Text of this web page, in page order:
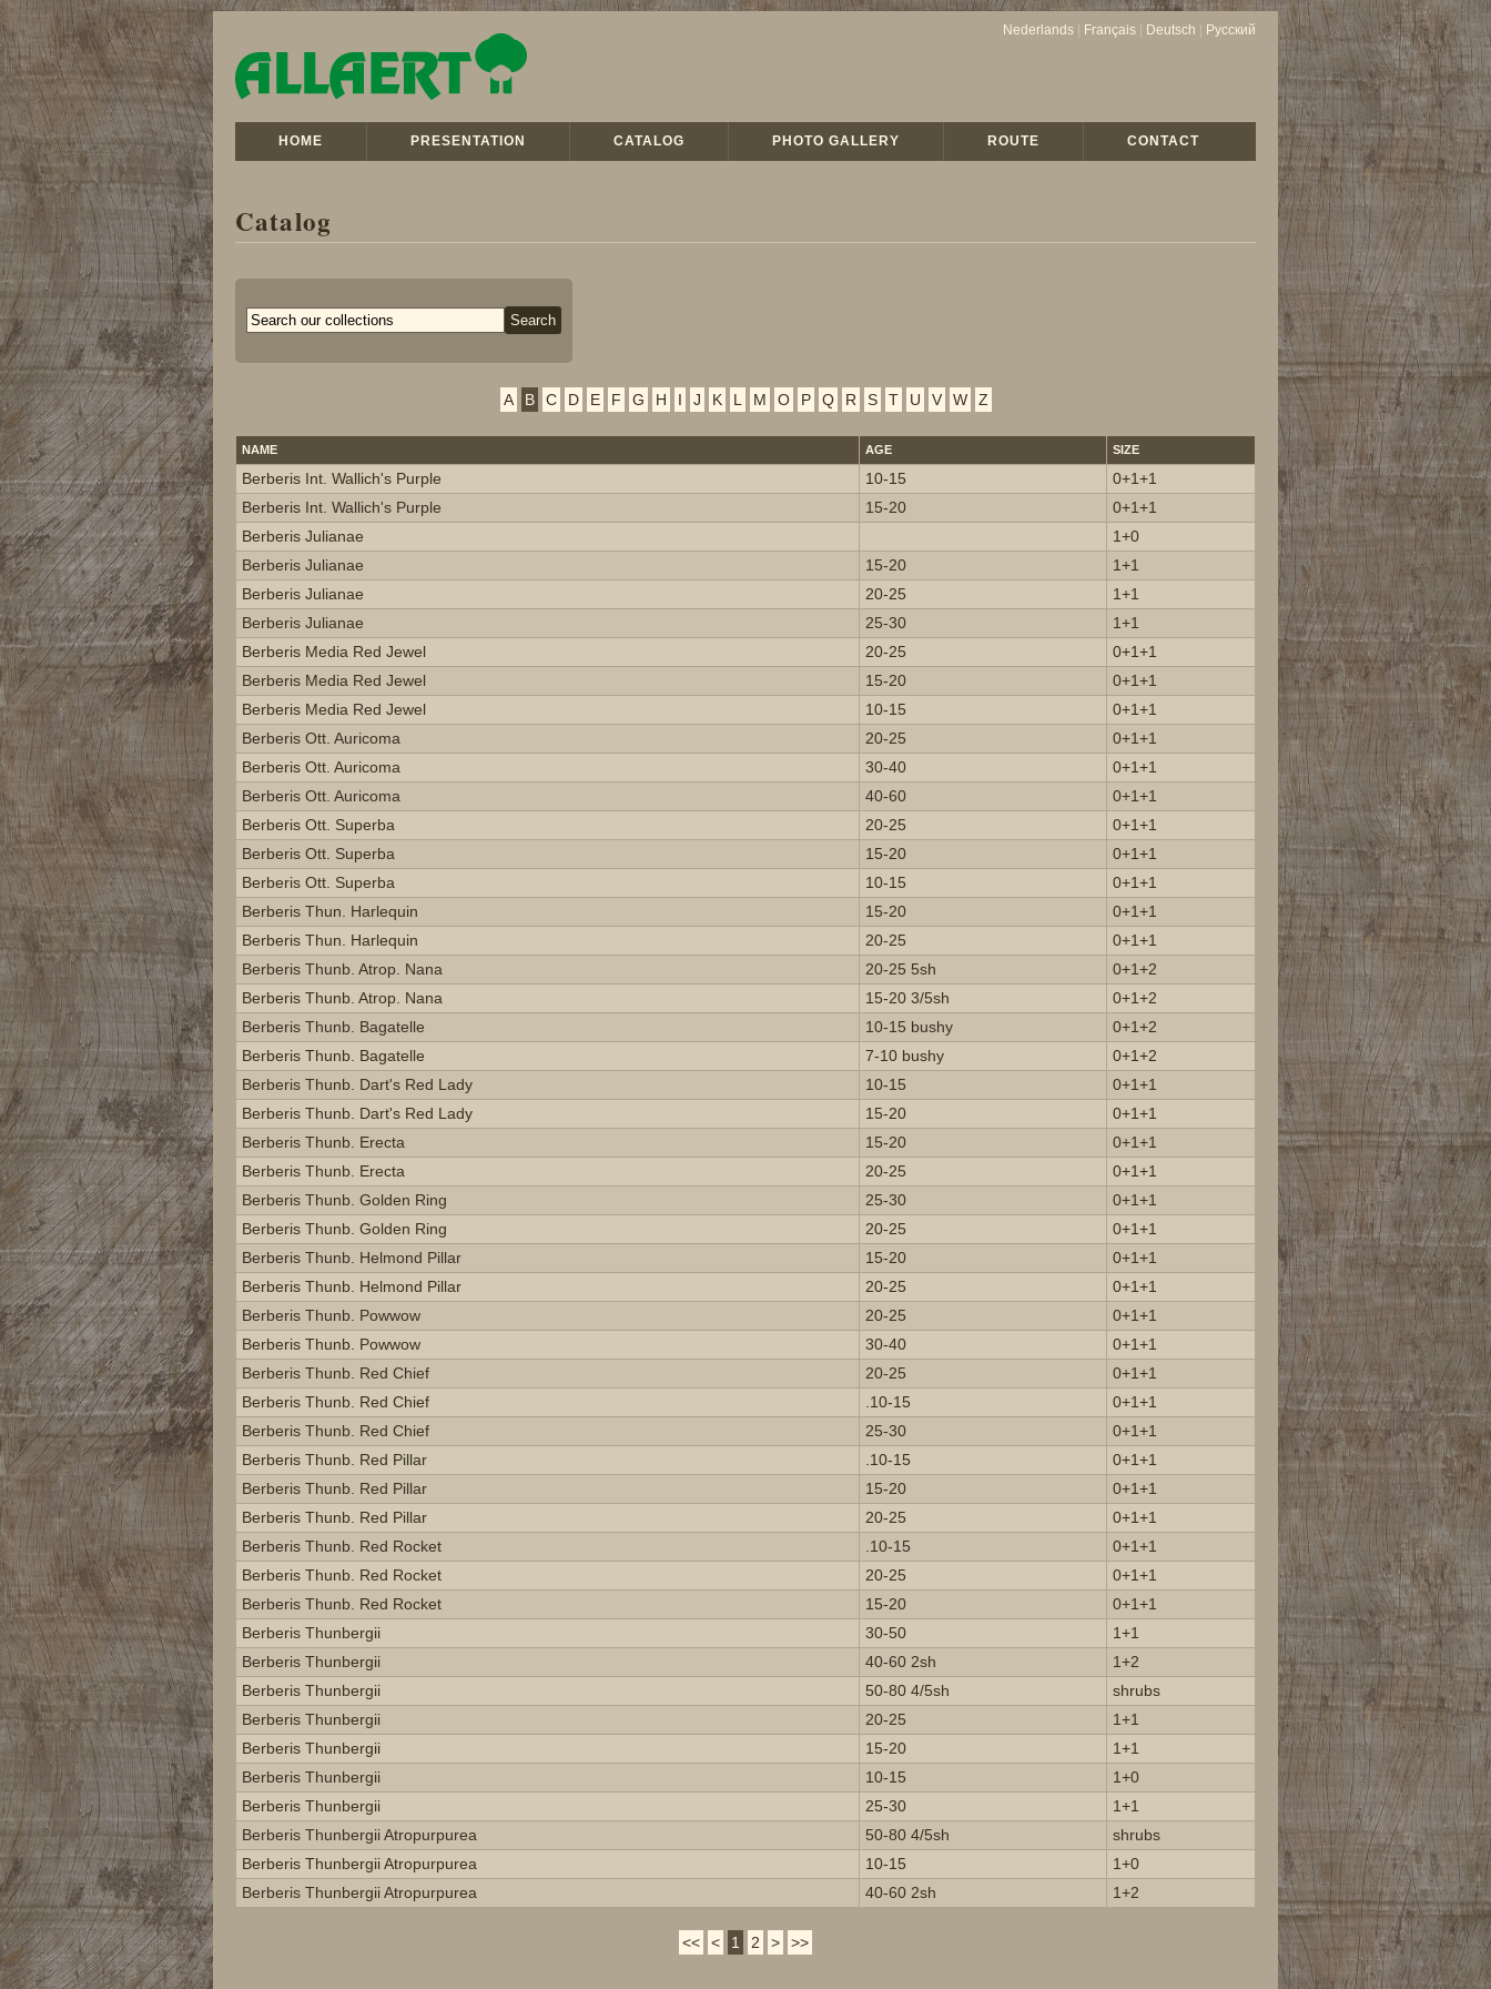
Nederlands Français Deutsch Русский
HOME PRESENTATION CATALOG PHOTO GALLERY ROUTE CONTACT
Catalog
A B C D E F G H I J K L M O P Q R S T U V W Z
NAME AGE SIZE
Berberis Int. Wallich's Purple 10-15
0+1+1
Berberis Int. Wallich's Purple
15-20
0+1+1
Berberis Julianae
1+0
Berberis Julianae
15-20
1+1
Berberis Julianae
20-25
1+1
Berberis Julianae
25-30
1+1
Berberis Media Red Jewel
20-25
0+1+1
Berberis Media Red Jewel
15-20
0+1+1
Berberis Media Red Jewel
10-15
0+1+1
Berberis Ott. Auricoma
20-25
0+1+1
Berberis Ott. Auricoma
30-40
0+1+1
Berberis Ott. Auricoma
40-60
0+1+1
Berberis Ott. Superba
20-25
0+1+1
Berberis Ott. Superba
15-20
0+1+1
Berberis Ott. Superba
10-15
0+1+1
Berberis Thun. Harlequin
15-20
0+1+1
Berberis Thun. Harlequin
20-25
0+1+1
Berberis Thunb. Atrop. Nana
20-25 5sh
0+1+2
Berberis Thunb. Atrop. Nana
15-20 3/5sh
0+1+2
Berberis Thunb. Bagatelle
10-15 bushy
0+1+2
Berberis Thunb. Bagatelle
7-10 bushy
0+1+2
Berberis Thunb. Dart's Red Lady
10-15
0+1+1
Berberis Thunb. Dart's Red Lady
15-20
0+1+1
Berberis Thunb. Erecta
15-20
0+1+1
Berberis Thunb. Erecta
20-25
0+1+1
Berberis Thunb. Golden Ring
25-30
0+1+1
Berberis Thunb. Golden Ring
20-25
0+1+1
Berberis Thunb. Helmond Pillar
15-20
0+1+1
Berberis Thunb. Helmond Pillar
20-25
0+1+1
Berberis Thunb. Powwow
20-25
0+1+1
Berberis Thunb. Powwow
30-40
0+1+1
Berberis Thunb. Red Chief
20-25
0+1+1
Berberis Thunb. Red Chief
.10-15
0+1+1
Berberis Thunb. Red Chief
25-30
0+1+1
Berberis Thunb. Red Pillar
.10-15
0+1+1
Berberis Thunb. Red Pillar
15-20
0+1+1
Berberis Thunb. Red Pillar
20-25
0+1+1
Berberis Thunb. Red Rocket
.10-15
0+1+1
Berberis Thunb. Red Rocket
20-25
0+1+1
Berberis Thunb. Red Rocket
15-20
0+1+1
Berberis Thunbergii
30-50
1+1
Berberis Thunbergii
40-60 2sh
1+2
Berberis Thunbergii
50-80 4/5sh
shrubs
Berberis Thunbergii
20-25
1+1
Berberis Thunbergii
15-20
1+1
Berberis Thunbergii
10-15
1+0
Berberis Thunbergii
25-30
1+1
Berberis Thunbergii Atropurpurea
50-80 4/5sh
shrubs
Berberis Thunbergii Atropurpurea
10-15
1+0
Berberis Thunbergii Atropurpurea
40-60 2sh 1+2
<< < 1 2 > >>